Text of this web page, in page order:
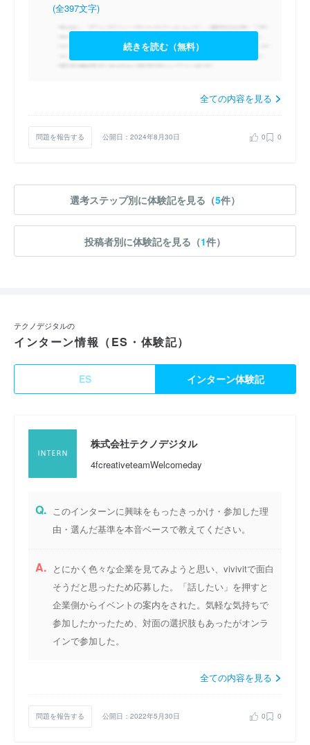
(全397文字)
続きを読む（無料）
全ての内容を見る
問題を報告する 公開日：2024年8月30日 0 0
選考ステップ別に体験記を見る（5件）
投稿者別に体験記を見る（1件）
テクノデジタルの
インターン情報（ES・体験記）
ES インターン体験記
株式会社テクノデジタル
4fcreativeteamWelcomeday
Q. このインターンに興味をもったきっかけ・参加した理
由・選んだ基準を本音ベースで教えてください。
A. とにかく色々な企業を見てみようと思い、vivivitで面白
そうだと思ったため応募した。「話したい」を押すと
企業側からイベントの案内をされた。気軽な気持ちで
参加したかったため、対面の選択肢もあったがオンラ
インで参加した。
全ての内容を見る
問題を報告する 公開日：2022年5月30日 0 0